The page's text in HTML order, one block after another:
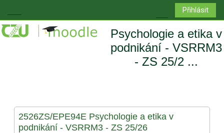
Boční panel
Přepnout
Přihlásit
Psychologie a etika v
podnikání - VSRRM3
- ZS 25/2 ...
2526ZS/EPE94E Psychologie a etika v
podnikání - VSRRM3 - ZS 25/26